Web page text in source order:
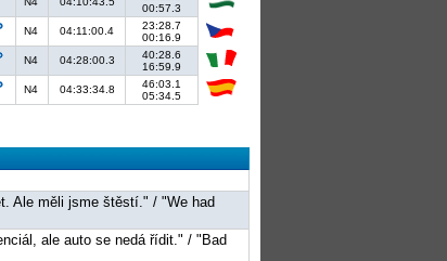
00:57.3
N4 04:11:00.4
23:28.7
00:16.9
N4 04:28:00.3
40:28.6
16:59.9
N4 04:33:34.8
46:03.1
05:34.5
Ale měli jsme štěstí." / "We had
ale auto se nedá řídit." / "Bad